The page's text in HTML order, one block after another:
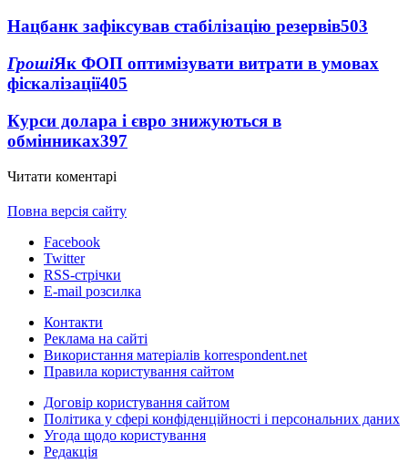
Нацбанк зафіксував стабілізацію резервів503
ГрошіЯк ФОП оптимізувати витрати в умовах
фіскалізації405
Курси долара і євро знижуються в
обмінниках397
Читати коментарі
Повна версія сайту
Facebook
Twitter
RSS-стрічки
E-mail розсилка
Контакти
Реклама на сайті
Використання матеріалів korrespondent.net
Правила користування сайтом
Договір користування сайтом
Політика у сфері конфіденційності і персональних даних
Угода щодо користування
Редакція